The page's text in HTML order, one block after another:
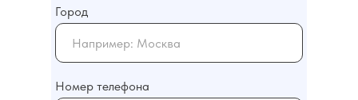
Город
Номер телефонаО компании